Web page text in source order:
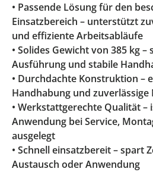
• Passende Lösung für den
Einsatzbereich – unterstützt
und effiziente Arbeitsabläufe
• Solides Gewicht von 385 kg
Ausführung und stabile
• Durchdachte Konstruktion –
Handhabung und
• Werkstattgerechte Qualität –
Anwendung bei Service,
ausgelegt
• Schnell einsatzbereit – spart
Austausch oder Anwendung